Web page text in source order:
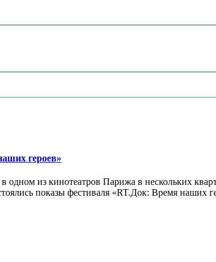
героев»
из кинотеатров Парижа в нескольких
показы фестиваля «RT.Док: Время